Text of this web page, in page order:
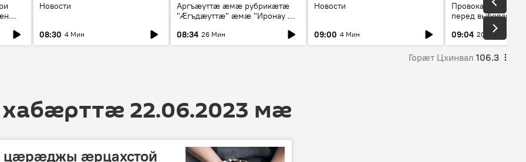
Новости
08:30 4 Мин
Аргъæуттæ æмæ рубрикæтæ
"Æгъдæуттæ" æмæ "Иронау æй
08:34 26 Мин
Новости
09:00 4 Мин
Провокации со
перед выборами в
09:04 20 Мин
Горӕт Цхинвал 106.3
22.06.2023 мӕ
цæрæджы æрцахстой